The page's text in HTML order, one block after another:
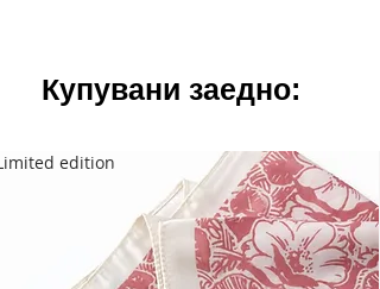
Купувани заедно:
edition